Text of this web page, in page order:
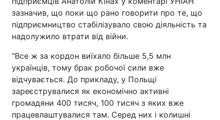
зазначив, що поки що рано говорити про те, що
підприємництво стабілізувало свою діяльність та
надолужило втрати від війни.
"Все ж за кордон виїхало більше 5,5 млн
українців, тому брак робочої сили вже
відчувається. До прикладу, у Польщі
зареєструвалися як економічно активні
громадяни 400 тисяч, 100 тисяч з яких вже
працевлаштувалися там. Серед них і колишні